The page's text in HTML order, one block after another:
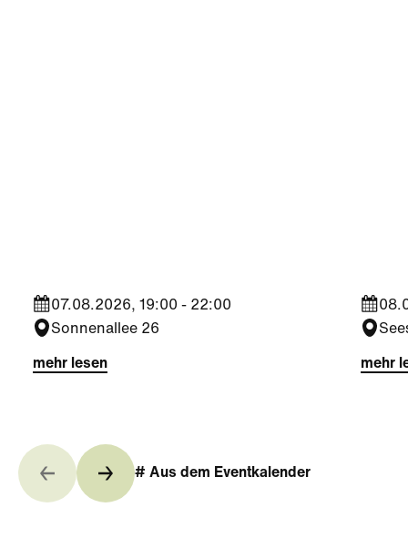
07.08.2026, 19:00 - 22:00
Sonnenallee 26
mehr lesen mehr
# Aus dem Eventkalender